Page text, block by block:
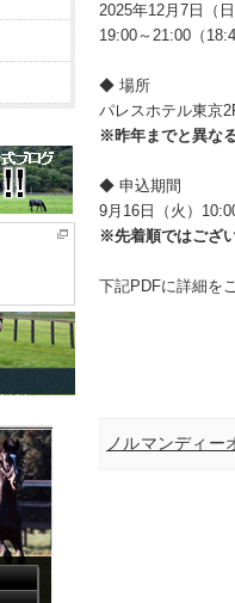
2025年12月7日（日
19:00～21:00（
◆ 場所
パレスホテル東京
※昨年までと異な
◆ 申込期間
9月16日（火）
※先着順ではござ
下記PDFに詳細を
ノルマンディー